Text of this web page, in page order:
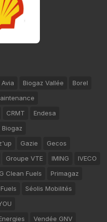
Avia Biogaz Vallée
Borel
CRMT
Endesa
Gazie
Gecos
Groupe VTE IMING
IVECO
Clean Fuels
Primagaz
Séolis Mobilités
Vendée GNV